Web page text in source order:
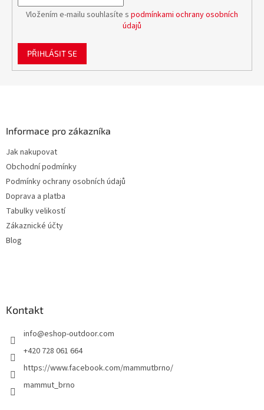
Vložením e-mailu souhlasíte s podmínkami ochrany osobních
údajů
PŘIHLÁSIT SE
Informace pro zákazníka
Jak nakupovat
Obchodní podmínky
Podmínky ochrany osobních údajů
Doprava a platba
Tabulky velikostí
Zákaznické účty
Blog
Kontakt
info@eshop-outdoor.com
+420 728 061 664
https://www.facebook.com/mammutbrno/
mammut_brno